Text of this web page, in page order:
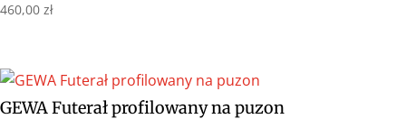
460,00 zł
GEWA Futerał profilowany na puzon